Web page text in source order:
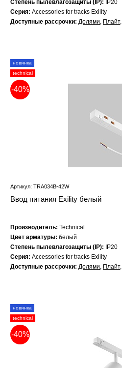
Степень пылевлагозащиты (IP):
IP20
Серия: Accessories for tracks Exility
Доступные рассрочки: Долями, Плайт,
новинка
technical
-40%
Артикул: TRA034B-42W
Ввод питания Exility белый
Производитель: Technical
Цвет арматуры: белый
Степень пылевлагозащиты (IP):
IP20
Серия: Accessories for tracks Exility
Доступные рассрочки: Долями, Плайт,
новинка
technical
-40%